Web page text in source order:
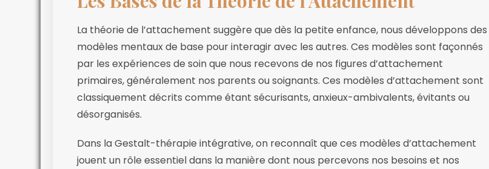
La théorie de l’attachement suggère que dès la petite enfance, nous développons des
modèles mentaux de base pour interagir avec les autres. Ces modèles sont façonnés
par les expériences de soin que nous recevons de nos figures d’attachement
primaires, généralement nos parents ou soignants. Ces modèles d’attachement sont
classiquement décrits comme étant sécurisants, anxieux-ambivalents, évitants ou
désorganisés.
Dans la Gestalt-thérapie intégrative, on reconnaît que ces modèles d’attachement
jouent un rôle essentiel dans la manière dont nous percevons nos besoins et nos